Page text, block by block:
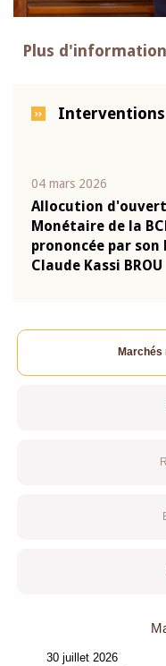
Plus
04 mars 2026
Allocution
Monétaire de la
prononcée par son
Claude Kassi BROU
30 juillet 2026